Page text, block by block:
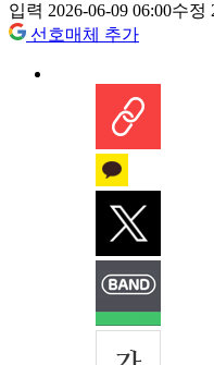
입력 2026-06-09 06:00수정
선호매체 추가